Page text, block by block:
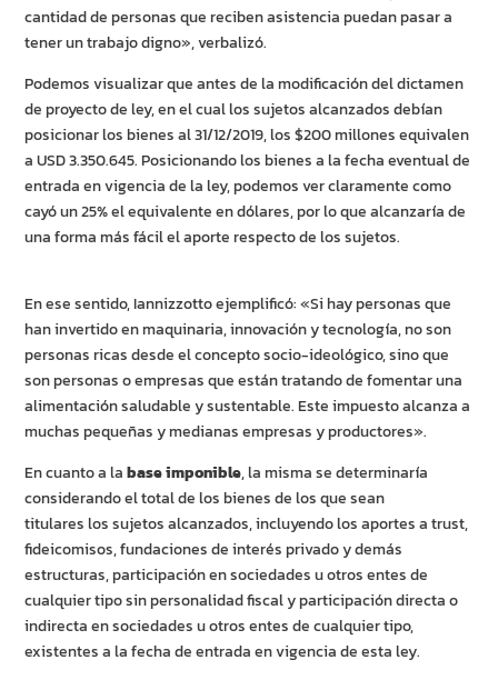
cantidad de personas que reciben asistencia puedan pasar a
tener un trabajo digno», verbalizó.
Podemos visualizar que antes de la modificación del dictamen
de proyecto de ley, en el cual los sujetos alcanzados debían
posicionar los bienes al 31/12/2019, los $200 millones equivalen
a USD 3.350.645. Posicionando los bienes a la fecha eventual de
entrada en vigencia de la ley, podemos ver claramente como
cayó un 25% el equivalente en dólares, por lo que alcanzaría de
una forma más fácil el aporte respecto de los sujetos.
En ese sentido, Iannizzotto ejemplificó: «Si hay personas que
han invertido en maquinaria, innovación y tecnología, no son
personas ricas desde el concepto socio-ideológico, sino que
son personas o empresas que están tratando de fomentar una
alimentación saludable y sustentable. Este impuesto alcanza a
muchas pequeñas y medianas empresas y productores».
En cuanto a labase imponible, la misma se determinaría
considerando el total de los bienes de los que sean
titulares los sujetos alcanzados, incluyendo los aportes a trust,
fideicomisos, fundaciones de interés privado y demás
estructuras, participación en sociedades u otros entes de
cualquier tipo sin personalidad fiscal y participación directa o
indirecta en sociedades u otros entes de cualquier tipo,
existentes a la fecha de entrada en vigencia de esta ley.